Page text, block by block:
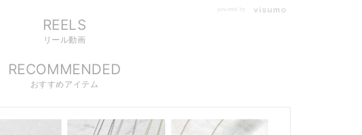
powered by
REELS
リール動画
RECOMMENDED
おすすめアイテム